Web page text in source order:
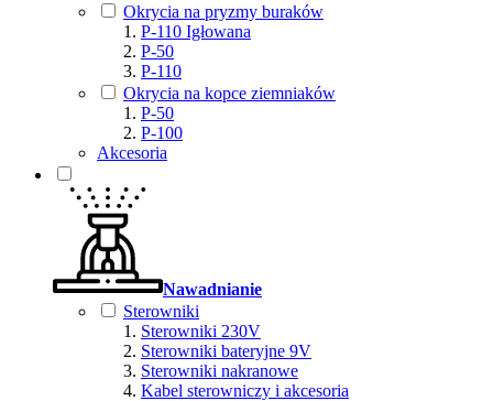
Okrycia na pryzmy buraków
P-110 Igłowana
P-50
P-110
Okrycia na kopce ziemniaków
P-50
P-100
Akcesoria
Nawadnianie
Sterowniki
Sterowniki 230V
Sterowniki bateryjne 9V
Sterowniki nakranowe
Kabel sterowniczy i akcesoria